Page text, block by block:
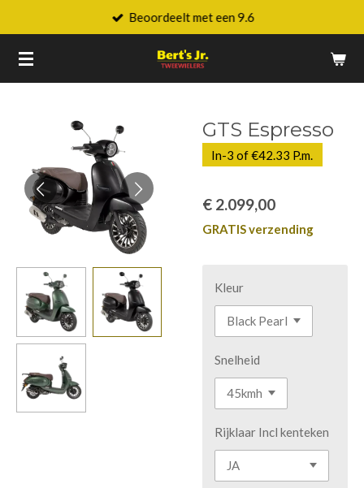
naar
de
Beoordeelt met een 9.6
GTS Espresso
In-3 of €42.33 P.m.
€ 2.099,00
GRATIS verzending
Kleur
Snelheid
Rijklaar Incl kenteken